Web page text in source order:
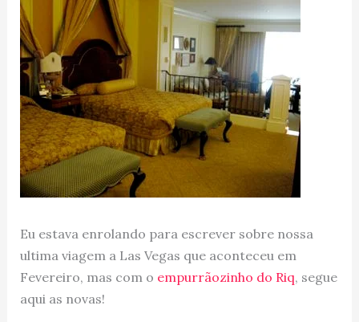
Eu estava enrolando para escrever sobre nossa
ultima viagem a Las Vegas que aconteceu em
Fevereiro, mas com o empurrãozinho do Riq, segue
aqui as novas!